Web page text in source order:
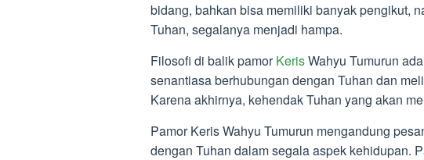
bidang, bahkan bisa memiliki banyak pengikut,
Tuhan, segalanya menjadi hampa.
Filosofi di balik pamorKerisWahyu Tumurun
senantiasa berhubungan dengan Tuhan dan
Karena akhirnya, kehendak Tuhan yang akan
Pamor Keris Wahyu Tumurun mengandung
dengan Tuhan dalam segala aspek kehidupan.